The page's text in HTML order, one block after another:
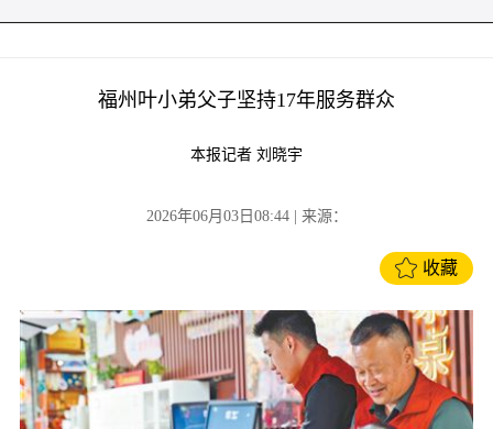
福州叶小弟父子坚持17年服务群众
本报记者 刘晓宇
2026年06月03日08:44| 来源：
收藏